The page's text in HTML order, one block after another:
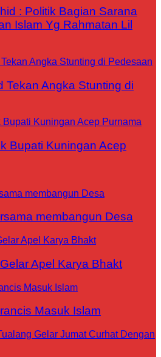
: Politik Bagian Sarana
Islam Yg Rahmatan Lil
Tekan Angka Stunting di
Bupati Kuningan Acep
membangun Desa
Apel Karya Bhakt
Masuk Islam